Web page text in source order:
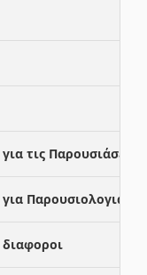
τις Παρουσιάσεις
Παρουσιολογια